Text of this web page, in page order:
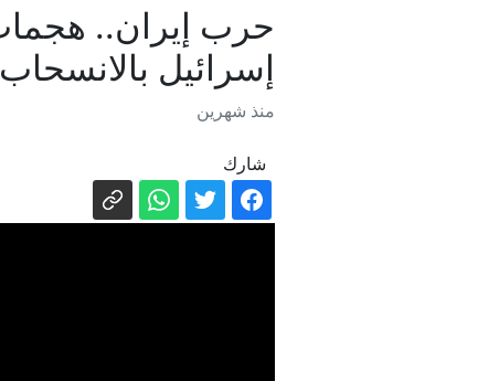
حرب إيران..
إسرائيل بالانسحاب
منذ شهرين
شارك